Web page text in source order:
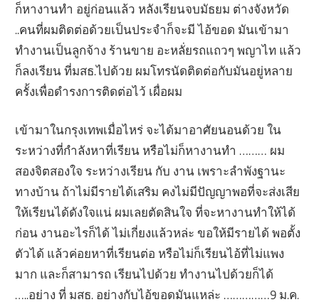
ก็หางานทำ อยู่ก่อนแล้ว หลังเรียนจบมัธยม ต่างจังหวัด
..คนที่ผมติดต่อด้วยเป็นประจำก็จะมี ไอ้ขอด มันเข้ามา
ทำงานเป็นลูกจ้าง ร้านขาย อะหลั่ยรถแถวๆ พญาไท แล้ว
ก็ลงเรียน ที่มสธ.ไปด้วย ผมโทรนัดติดต่อกับมันอยู่หลาย
ครั้งเพื่อดำรงการติดต่อไว้ เผื่อผม
เข้ามาในกรุงเทพเมื่อไหร่ จะได้มาอาศัยนอนด้วย ใน
ระหว่างที่กำลังหาที่เรียน หรือไม่ก็หางานทำ ……… ผม
สองจิตสองใจ ระหว่างเรียน กับ งาน เพราะลำพังฐานะ
ทางบ้าน ถ้าไม่มีรายได้เสริม คงไม่มีปัญญาพอที่จะส่งเสีย
ให้เรียนได้ดังใจแน่ ผมเลยตัดสินใจ ที่จะหางานทำให้ได้
ก่อน งานอะไรก็ได้ ไม่เกี่ยงแล้วหล่ะ ขอให้มีรายได้ พอตั้ง
ตัวได้ แล้วค่อยหาที่เรียนต่อ หรือไม่ก็เรียนไอ้ที่ไม่แพง
มาก และก็สามารถ เรียนไปด้วย ทำงานไปด้วยก็ได้
…..อย่าง ที่ มสธ. อย่างกับไอ้ขอดมันแหล่ะ ……………9 ม.ค.